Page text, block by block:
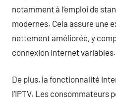
notamment à l’emploi de
modernes. Cela assure une
nettement améliorée, y
connexion internet variables.
De plus, la fonctionnalité
l’IPTV. Les consommateurs